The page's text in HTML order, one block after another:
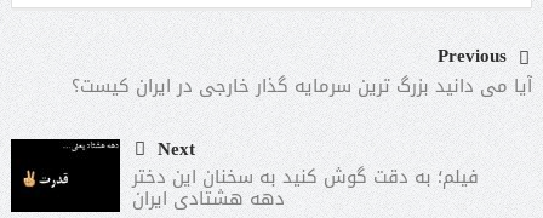
Previous
آیا می دانید بزرگ‌ ترین سرمایه‌ گذار خارجی در ایران کیست؟
Next
فیلم؛ به دقت گوش کنید به سخنان این دختر
دهه هشتادی ایران